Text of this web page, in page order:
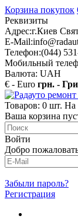
Корзина покупок
Реквизиты
Адрес:г.Киев
E-Mail:
Телефон:(044)
Мобильный
Валюта: UAH
€ - Euro грн. -
Товаров: 0 шт. На
Ваша корзина
Войти
Добро
Забыли пароль?
Регистрация